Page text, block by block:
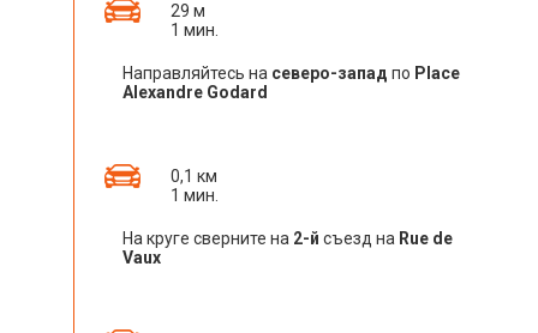
29 м
1 мин.
Направляйтесь на северо-запад по Place
Alexandre Godard
0,1 км
1 мин.
На круге сверните на 2-й съезд на Rue de
Vaux